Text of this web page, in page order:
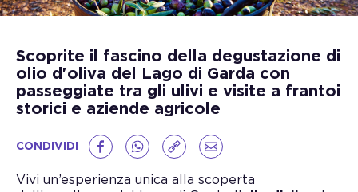
Scoprite il fascino della degustazione di
olio d'oliva del Lago di Garda con
passeggiate tra gli ulivi e visite a frantoi
storici e aziende agricole
CONDIVIDI
Vivi un’esperienza unica alla scoperta